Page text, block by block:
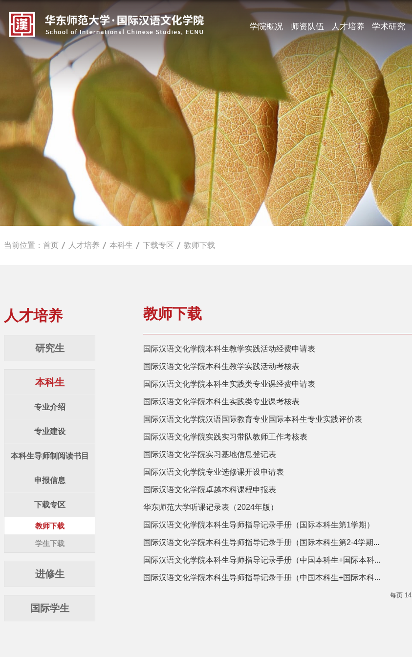
学院概况 师资队伍 人才培养 学术研究
当前位置： 首页 人才培养 本科生 下载专区 教师下载
人才培养
研究生
本科生
专业介绍
专业建设
本科生导师制阅读书目
申报信息
下载专区
教师下载
学生下载
进修生
国际学生
教师下载
国际汉语文化学院本科生教学实践活动经费申请表
国际汉语文化学院本科生教学实践活动考核表
国际汉语文化学院本科生实践类专业课经费申请表
国际汉语文化学院本科生实践类专业课考核表
国际汉语文化学院汉语国际教育专业国际本科生专业实践评价表
国际汉语文化学院实践实习带队教师工作考核表
国际汉语文化学院实习基地信息登记表
国际汉语文化学院专业选修课开设申请表
国际汉语文化学院卓越本科课程申报表
华东师范大学听课记录表（2024年版）
国际汉语文化学院本科生导师指导记录手册（国际本科生第1学期）
国际汉语文化学院本科生导师指导记录手册（国际本科生第2-4学期...
国际汉语文化学院本科生导师指导记录手册（中国本科生+国际本科...
国际汉语文化学院本科生导师指导记录手册（中国本科生+国际本科...
每页 14